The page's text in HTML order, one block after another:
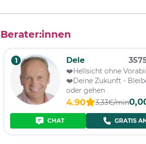
Berater:innen
1 Dele
❤️️Hellsicht ohne
❤️️Deine Zukunft -
oder gehen
4.90 3,33€/min
CHAT GRATIS